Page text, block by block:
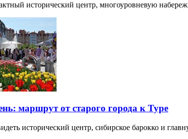
исторический центр, многоуровневую
маршрут от старого города к Туре
исторический центр, сибирское барокко и